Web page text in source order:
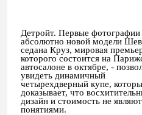
Детройт. Первые фотографии
абсолютно новой модели
седана Круз, мировая
которого состоится на
автосалоне в октябре, -
увидеть динамичный
четырехдверный купе,
доказывает, что
дизайн и стоимость не
понятиями.